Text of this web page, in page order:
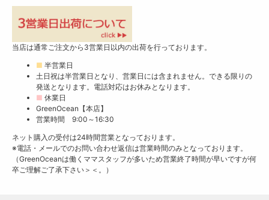
当店は通常ご注文から3営業日以内の出荷を行っております。
■ 半営業日
土日祝は半営業日となり、営業日には含まれません。できる限りの
発送となります。電話対応はお休みとなります。
■ 休業日
GreenOcean【本店】
営業時間 9:00～16:30
ネット購入の受付は24時間営業となっております。
※電話・メールでのお問い合わせ返信は営業時間のみとなっております。
（GreenOceanは働くママスタッフが多いため営業終了時間が早いですが何
卒ご理解ご了承下さい＞＜。）